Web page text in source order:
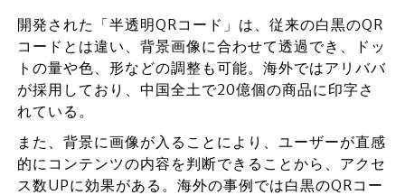
開発された「半透明QRコード」は、従来の白黒のQR
コードとは違い、背景画像に合わせて透過でき、ドッ
トの量や色、形などの調整も可能。海外ではアリババ
が採用しており、中国全土で20億個の商品に印字さ
れている。
また、背景に画像が入ることにより、ユーザーが直感
的にコンテンツの内容を判断できることから、アクセ
ス数UPに効果がある。海外の事例では白黒のQRコー